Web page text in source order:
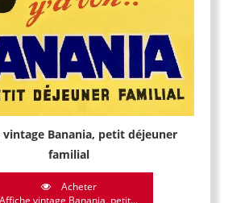
Banania, petit déjeuner
familial
Acheter
Affiche vintage Banania, petit...